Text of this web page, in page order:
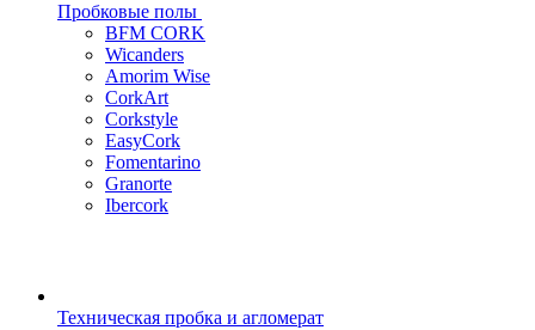
Пробковые полы
BFM CORK
Wicanders
Amorim Wise
CorkArt
Corkstyle
EasyCork
Fomentarino
Granorte
Ibercork
Техническая пробка и агломерат